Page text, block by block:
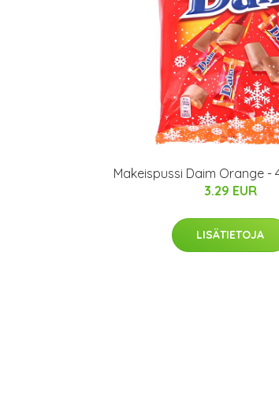
Makeispussi Daim Orange -
3.29 EUR
LISÄTIETOJA